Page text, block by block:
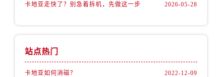
卡地亚走快了？别急着拆机，先做这一步 2026-05-28
站点热门
卡地亚如何消磁？ 2022-12-09